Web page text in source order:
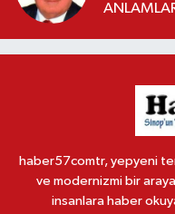
haber57comtr, yepyeni
ve modernizmi bir
insanlara haber